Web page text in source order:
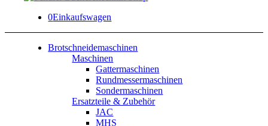
0Einkaufswagen
Brotschneidemaschinen
Maschinen
Gattermaschinen
Rundmessermaschinen
Sondermaschinen
Ersatzteile & Zubehör
JAC
MHS